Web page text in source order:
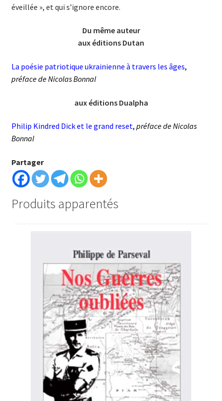
éveillée », et qui s’ignore encore.
Du même auteur
aux éditions Dutan
La poésie patriotique ukrainienne à travers les âges,
préface de Nicolas Bonnal
aux éditions Dualpha
Philip Kindred Dick et le grand reset, préface de Nicolas
Bonnal
Partager
Produits apparentés